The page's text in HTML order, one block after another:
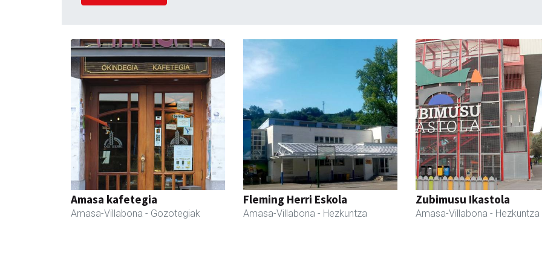
Amasa kafetegia
Amasa-Villabona - Gozotegiak
Fleming Herri Eskola
Amasa-Villabona - Hezkuntza
Zubimusu Ikastola
Amasa-Villabona - Hezkuntza